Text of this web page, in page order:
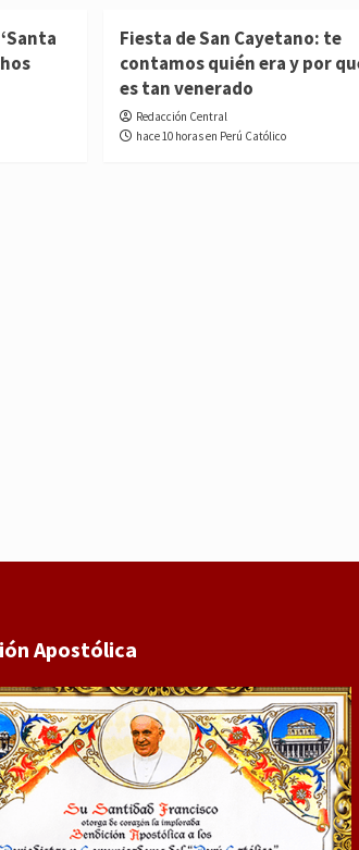
Fiesta de San Cayetano: te
contamos quién era y por
es tan venerado
Redacción Central
hace 10 horas en Perú Católico
Apostólica